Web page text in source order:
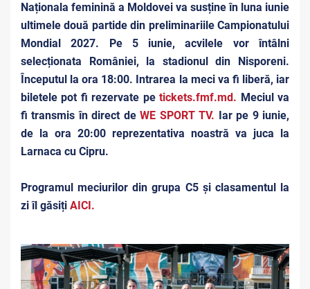
Naționala feminină a Moldovei va susține în luna iunie
ultimele două partide din preliminariile Campionatului
Mondial 2027. Pe 5 iunie, acvilele vor întâlni
selecționata României, la stadionul din Nisporeni.
Începutul la ora 18:00. Intrarea la meci va fi liberă, iar
biletele pot fi rezervate petickets.fmf.md. Meciul va
fi transmis în direct deWE SPORT TV. Iar pe 9 iunie,
de la ora 20:00 reprezentativa noastră va juca la
Larnaca cu Cipru.
Programul meciurilor din grupa C5 și clasamentul la
zi îl găsiți AICI.